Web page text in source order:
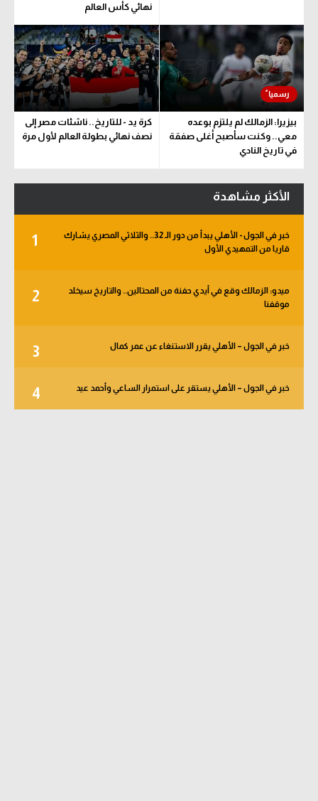
نهائي كأس العالم
بيزيرا: الزمالك لم يلتزم بوعده
معي.. وكنت سأصبح أغلى صفقة
في تاريخ النادي
كرة يد - للتاريخ.. ناشئات مصر إلى
نصف نهائي بطولة العالم لأول مرة
الأكثر مشاهدة
1
خبر في الجول - الأهلي يبدأ من دور الـ 32.. والثلاثي المصري يشارك
قاريا من التمهيدي الأول
2
ميدو: الزمالك وقع في أيدي حفنة من المحتالين.. والتاريخ سيخلد
موقفنا
3 خبر في الجول – الأهلي يقرر الاستنغاء عن عمر كمال
4 خبر في الجول – الأهلي يستقر على استمرار الساعي وأحمد عيد